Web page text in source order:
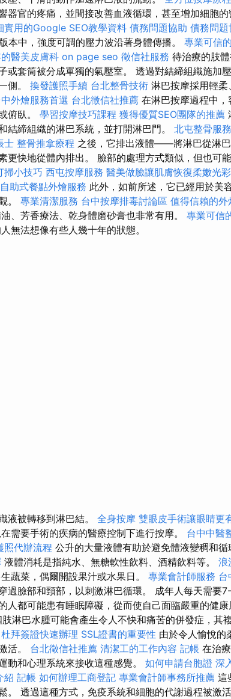
器官的疼痛，並間接改善血液循環，甚至增加細胞的
實用的Google SEO教學資料 債務問題協助 債務問題
本中，強度可調的壓力波沿著身體傳播。 專業可信
醫美皮膚科 on page seo 徵信社服務 待治療的肢體
或套筒被分成單獨的氣壓室。 透過對結締組織施加
側。 換發護照手續 台北整骨技術 淋巴按摩採用輕
外燴服務首選 台北徵信社推薦 在淋巴按摩過程中，
俯臥。 學習按摩技巧課程 獲得優質SEO團隊的推薦
結締組織的淋巴系統，並打開淋巴門。 北屯整骨服務
士 整骨推拿療程 之後，它排出液體——將淋巴從淋巴
更快地從體內排出。 臉部的處理方式類似，但也可
掃小技巧 西屯按摩服務 醫美做臉讓肌膚恢復柔嫩光彩
助式餐點外燴服務 此外，如前所述，它已經用於美
。 專業清潔服務 台中按摩排毒討論區 值得信賴的外
、芳香療法、乾身體磨砂膏也非常有用。 專業可信
無法想像有些人幾十年的狀態。
液被轉移到淋巴結。 全身按摩 雙眼皮手術讓眼睛更
需要手術的疾病的醫療控制下進行按摩。 台中中醫
照代辦流程 公升的大量液體有助於避免體液變稠和循
液體消耗是指純水、無糖軟性飲料、酒精飲料等。 浪
蔬菜，偶爾開設果汁或水果日。 專業會計師服務 台
過臉部和頸部，以刺激淋巴循環。 成年人每天需要7-
人都可能患有睡眠障礙，從而使自己面臨嚴重的健
淋巴水腫可能會產生令人不快和痛苦的併發症，其
杜拜簽證快速辦理 SSL證書的重要性 由於令人愉悅的
活。 台北徵信社推薦 清潔工的工作內容 記帳 在治
動和心理系統來接收這種感覺。 如何申請台胞證 深
紹 記帳 如何辦理工商登記 專業會計師事務所推薦 這
。 透過這種方式，免疫系統和細胞的代謝過程被激